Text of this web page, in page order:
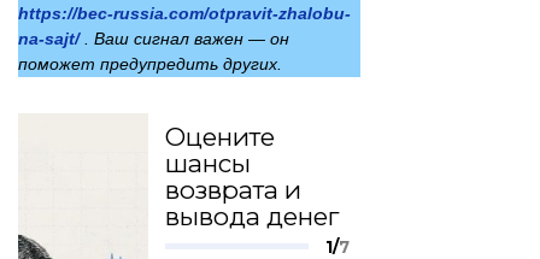
https://bec-russia.com/otpravit-zhalobu-
na-sajt/. Ваш сигнал важен — он
поможет предупредить других.
Оцените
шансы
возврата и
вывода денег
1/7